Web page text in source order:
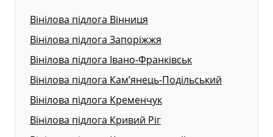
Вінілова підлога Вінниця
Вінілова підлога Запоріжжя
Вінілова підлога Івано-Франківськ
Вінілова підлога Кам’янець-Подільський
Вінілова підлога Кременчук
Вінілова підлога Кривий Ріг